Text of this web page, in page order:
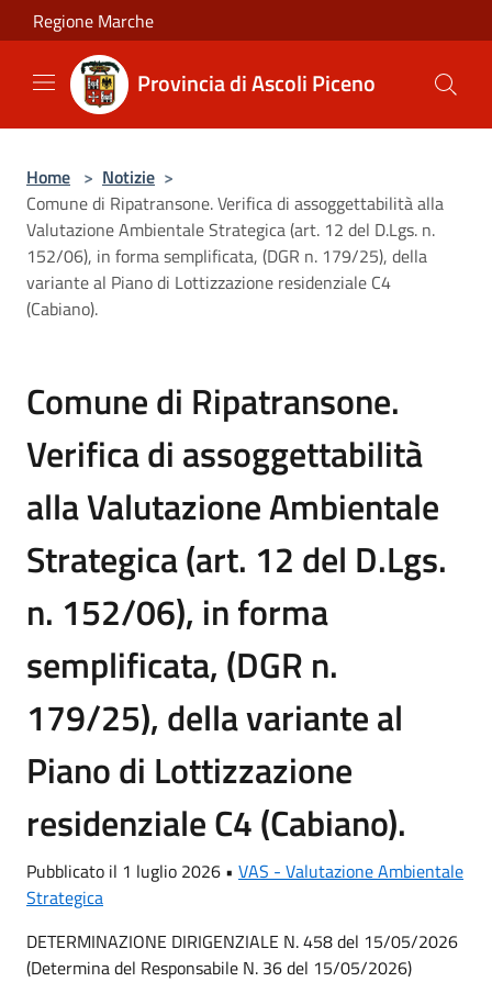
Salta al contenuto principale
Regione Marche
Provincia di Ascoli Piceno
Home > Notizie >
Comune di Ripatransone. Verifica di assoggettabilità alla
Valutazione Ambientale Strategica (art. 12 del D.Lgs. n.
152/06), in forma semplificata, (DGR n. 179/25), della
variante al Piano di Lottizzazione residenziale C4
(Cabiano).
Comune di Ripatransone.
Verifica di assoggettabilità
alla Valutazione Ambientale
Strategica (art. 12 del D.Lgs.
n. 152/06), in forma
semplificata, (DGR n.
179/25), della variante al
Piano di Lottizzazione
residenziale C4 (Cabiano).
Pubblicato il 1 luglio 2026 • VAS - Valutazione Ambientale
Strategica
DETERMINAZIONE DIRIGENZIALE N. 458 del 15/05/2026
(Determina del Responsabile N. 36 del 15/05/2026)